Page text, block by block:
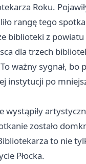
Roku.
rangę tego
biblioteki z
dla trzech
ważny sygnał,
instytucji po
wystąpiły
zostało
to nie
Płocka.